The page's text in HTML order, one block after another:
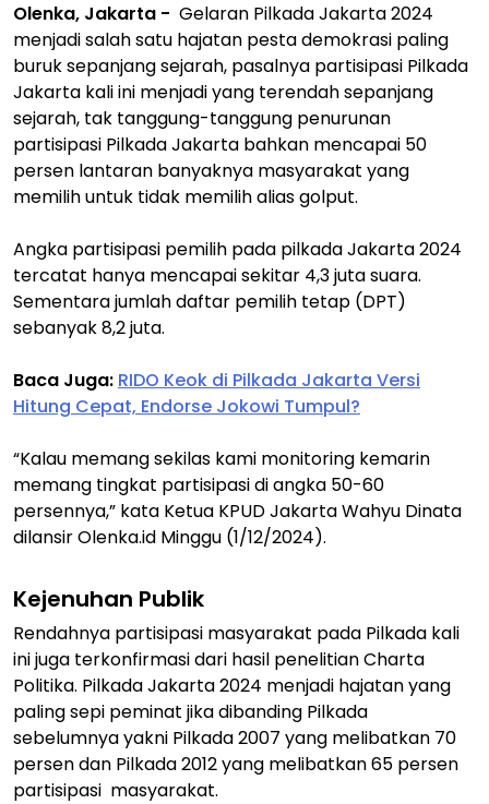
Olenka, Jakarta - Gelaran Pilkada Jakarta 2024
menjadi salah satu hajatan pesta demokrasi paling
buruk sepanjang sejarah, pasalnya partisipasi Pilkada
Jakarta kali ini menjadi yang terendah sepanjang
sejarah, tak tanggung-tanggung penurunan
partisipasi Pilkada Jakarta bahkan mencapai 50
persen lantaran banyaknya masyarakat yang
memilih untuk tidak memilih alias golput.
Angka partisipasi pemilih pada pilkada Jakarta 2024
tercatat hanya mencapai sekitar 4,3 juta suara.
Sementara jumlah daftar pemilih tetap (DPT)
sebanyak 8,2 juta.
Baca Juga: RIDO Keok di Pilkada Jakarta Versi
Hitung Cepat, Endorse Jokowi Tumpul?
“Kalau memang sekilas kami monitoring kemarin
memang tingkat partisipasi di angka 50-60
persennya,” kata Ketua KPUD Jakarta Wahyu Dinata
dilansir Olenka.id Minggu (1/12/2024).
Kejenuhan Publik
Rendahnya partisipasi masyarakat pada Pilkada kali
ini juga terkonfirmasi dari hasil penelitian Charta
Politika. Pilkada Jakarta 2024 menjadi hajatan yang
paling sepi peminat jika dibanding Pilkada
sebelumnya yakni Pilkada 2007 yang melibatkan 70
persen dan Pilkada 2012 yang melibatkan 65 persen
partisipasi masyarakat.